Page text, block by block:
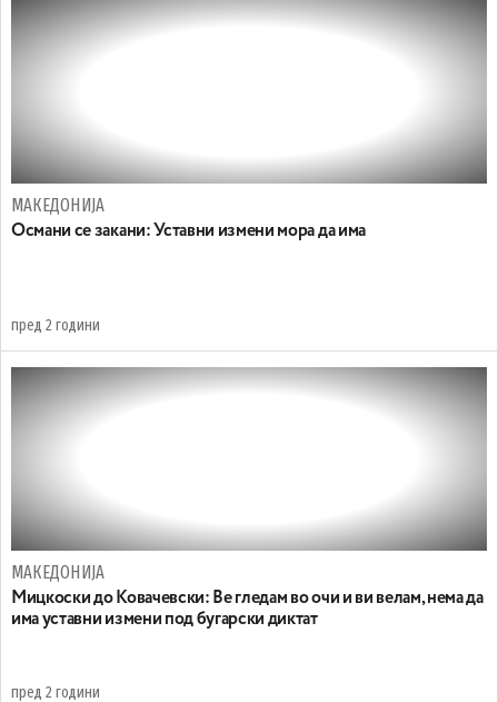
МАКЕДОНИЈА
Oсмани се закани: Уставни измени мора да има
пред 2 години
МАКЕДОНИЈА
Мицкоски до Ковачевски: Ве гледам во очи и ви велам, нема да
има уставни измени под бугарски диктат
пред 2 години